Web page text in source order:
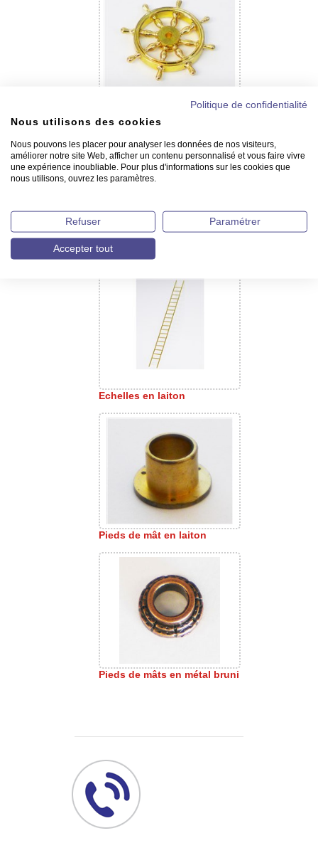
Roues en laiton - 8 poignées
Cloches de bord pleines en
Echelles en laiton
Pieds de mât en laiton
Pieds de mâts en métal bruni
Politique de confidentialité
Nous utilisons des cookies
Nous pouvons les placer pour analyser les données de nos visiteurs,
améliorer notre site Web, afficher un contenu personnalisé et vous faire vivre
une expérience inoubliable. Pour plus d'informations sur les cookies que
nous utilisons, ouvrez les paramètres.
Refuser Paramétrer
Accepter tout